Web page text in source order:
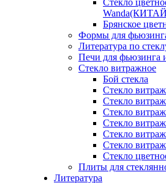
Стекло
Брянское
Формы для
Литература по
Печи для фьюзинга
Стекло витражное
Бой стекла
Стекло
Стекло
Стекло
Стекло
Стекло
Стекло
Стекло
Плиты для
Литература